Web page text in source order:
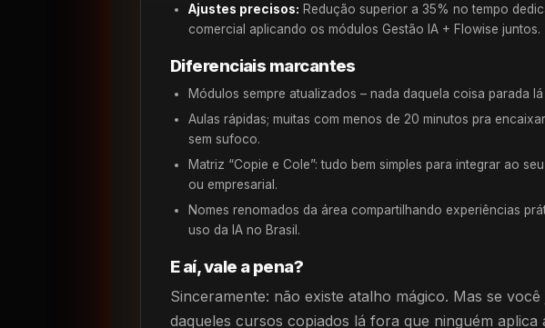
Ajustes precisos: Redução superior a 35% no tempo
comercial aplicando os módulos Gestão IA + Flowise juntos.
Diferenciais marcantes
Módulos sempre atualizados – nada daquela coisa parada lá
Aulas rápidas; muitas com menos de 20 minutos pra
sem sufoco.
Matriz “Copie e Cole”: tudo bem simples para integrar ao
ou empresarial.
Nomes renomados da área compartilhando experiências
uso da IA no Brasil.
E aí, vale a pena?
Sinceramente: não existe atalho mágico. Mas se você
daqueles cursos copiados lá fora que ninguém aplica